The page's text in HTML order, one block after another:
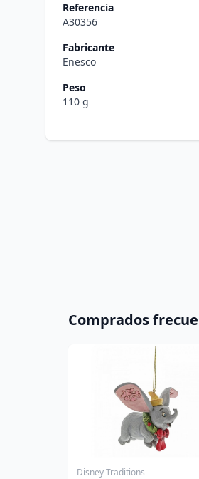
Referencia
A30356
Fabricante
Enesco
Peso
110 g
Comprados
Disney Traditions